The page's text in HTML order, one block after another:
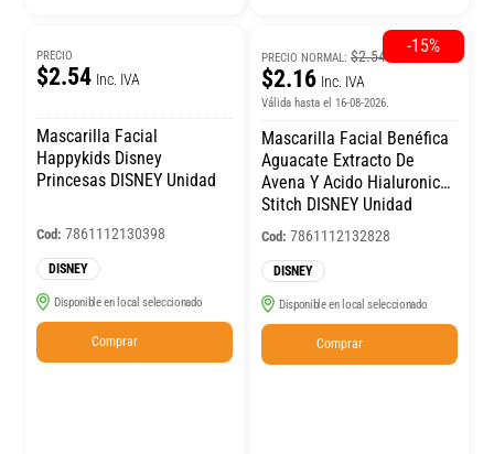
PRECIO
$2.54 Inc. IVA
Mascarilla Facial
Happykids Disney
Princesas DISNEY Unidad
Cod: 7861112130398
DISNEY
Disponible en local seleccionado
Comprar
PRECIO NORMAL: $2.54
$2.16 Inc. IVA
Válida hasta el 16-08-2026.
Mascarilla Facial Benéfica
Aguacate Extracto De
Avena Y Acido Hialuronico
Stitch DISNEY Unidad
Cod: 7861112132828
DISNEY
Disponible en local seleccionado
Comprar
-15%